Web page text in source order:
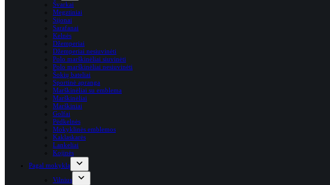
Švarkai
Megztiniai
Sijonai
Sarafanai
Kelnės
Džemperiai
Džemperiai nesiuvinėti
Polo marškinėliai siuvinėti
Polo marškinėliai nesiuvinėti
Šokių bateliai
Sportinė apranga
Marškinėliai su emblema
Marškinėliai
Marškiniai
Golfai
Pėdkelnės
Mokyklinės emblemos
Kaklaskarės
Lankeliai
Kojinės
Pagal mokyklą
Vilnius